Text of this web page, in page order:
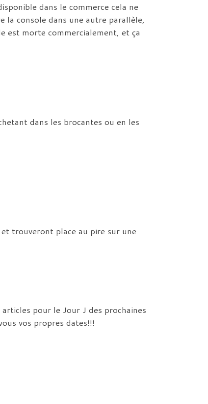
dans le commerce cela ne
la console dans une autre parallèle,
est morte commercialement, et ça
dans les brocantes ou en les
trouveront place au pire sur une
pour le Jour J des prochaines
vos propres dates!!!